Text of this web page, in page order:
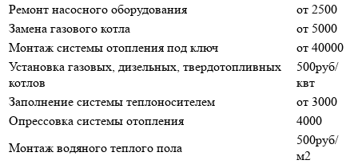
Ремонт насосного оборудования
от 2500
Замена газового котла
от 5000
Монтаж системы отопления под ключ
от 40000
Установка газовых, дизельных, твердотопливных
котлов
500руб/
квт
Заполнение системы теплоносителем
от 3000
Опрессовка системы отопления
4000
Монтаж водяного теплого пола
500руб/
м2